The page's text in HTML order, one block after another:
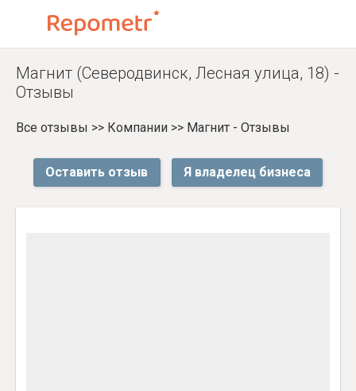
Магнит (Северодвинск, Лесная улица, 18) -
Отзывы
Все отзывы >> Компании >> Магнит - Отзывы
Оставить отзыв Я владелец бизнеса